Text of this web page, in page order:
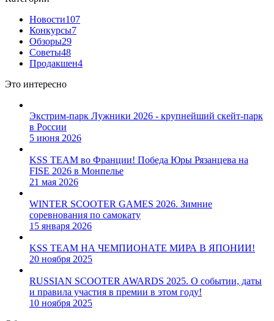
Новости107
Конкурсы7
Обзоры29
Советы48
Продакшен4
Это интересно
Экстрим-парк Лужники 2026 - крупнейший скейт-парк
в России
5 июня 2026
KSS TEAM во Франции! Победа Юры Рязанцева на
FISE 2026 в Монпелье
21 мая 2026
WINTER SCOOTER GAMES 2026. Зимние
соревнования по самокату
15 января 2026
KSS TEAM НА ЧЕМПИОНАТЕ МИРА В ЯПОНИИ!
20 ноября 2025
RUSSIAN SCOOTER AWARDS 2025. О событии, даты
и правила участия в премии в этом году!
10 ноября 2025